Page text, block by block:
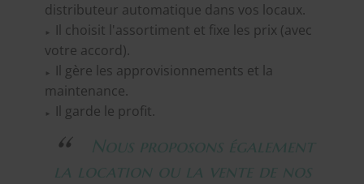
distributeur automatique dans vos locaux.
Il choisit l'assortiment et fixe les prix (avec
votre accord).
Il gère les approvisionnements et la
maintenance.
Il garde le profit.
Nous proposons également
la location ou la vente de nos